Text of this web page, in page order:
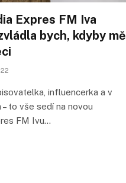
Expres FM Iva
bych, kdyby mě
influencerka a v
to vše sedí na novou
FM Ivu…